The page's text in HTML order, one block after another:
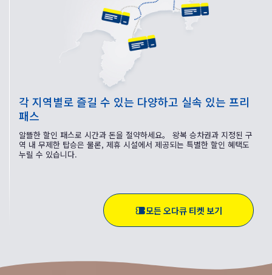
각 지역별로 즐길 수 있는 다양하고 실속 있는 프리
패스
알뜰한 할인 패스로 시간과 돈을 절약하세요。 왕복 승차권과 지정된 구
역 내 무제한 탑승은 물론, 제휴 시설에서 제공되는 특별한 할인 혜택도
누릴 수 있습니다.
모든 오다큐 티켓 보기